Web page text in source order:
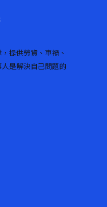
提供勞資、車禍、
是解決自己問題的